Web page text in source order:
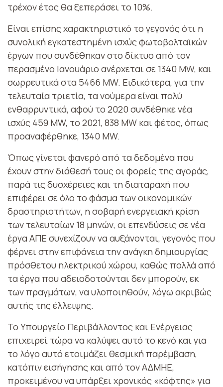
τρέχον έτος θα ξεπεράσει το 10%.
Είναι επίσης χαρακτηριστικό το γεγονός ότι η
συνολική εγκατεστημένη ισχύς φωτοβολταϊκών
έργων που συνδέθηκαν στο δίκτυο από τον
περασμένο Ιανουάριο ανέρχεται σε 1340 MW, και
σωρρευτικά στα 5466 MW. Ειδικότερα, για την
τελευταία τριετία, τα νούμερα είναι πολύ
ενθαρρυντικά, αφού το 2020 συνδέθηκε νέα
ισχύς 459 MW, το 2021, 838 MW και φέτος, όπως
προαναφέρθηκε, 1340 MW.
Όπως γίνεται φανερό από τα δεδομένα που
έχουν στην διάθεσή τους οι φορείς της αγοράς,
παρά τις δυσχέρειες και τη διαταραχή που
επιφέρει σε όλο το φάσμα των οικονομικών
δραστηριοτήτων, η σοβαρή ενεργειακή κρίση
των τελευταίων 18 μηνών, οι επενδύσεις σε νέα
έργα ΑΠΕ συνεχίζουν να αυξάνονται, γεγονός που
φέρνει στην επιφάνεια την ανάγκη δημιουργίας
πρόσθετου ηλεκτρικού χώρου, καθώς πολλά από
τα έργα που αδειοδοτούνται δεν μπορούν, εκ
των πραγμάτων, να υλοποιηθούν, λόγω ακριβώς
αυτής της έλλειψης.
Το Υπουργείο Περιβάλλοντος και Ενέργειας
επιχειρεί τώρα να καλύψει αυτό το κενό και για
το λόγο αυτό ετοιμάζει θεσμική παρέμβαση,
κατόπιν εισήγησης και από τον ΑΔΜΗΕ,
προκειμένου να υπάρξει χρονικός «κόφτης» για